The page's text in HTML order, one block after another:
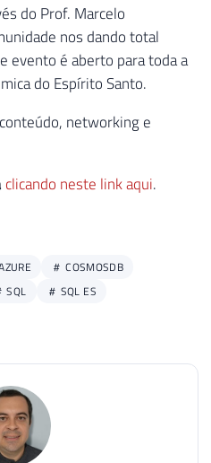
do Prof. Marcelo
nos dando total
evento é aberto para toda a
do Espírito Santo.
networking e
clicando neste link aqui.
COSMOSDB
SQL
SQL ES